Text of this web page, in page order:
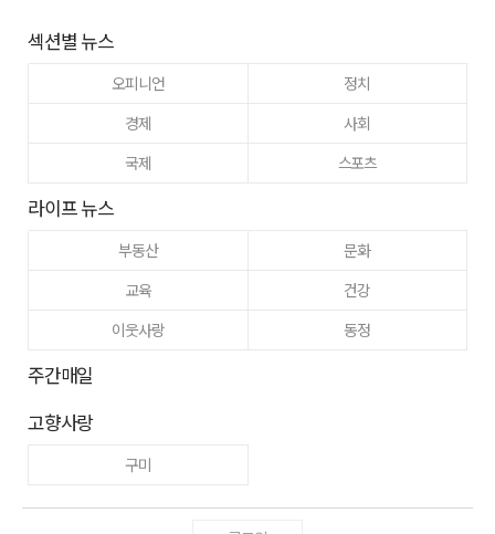
섹션별 뉴스
오피니언
정치
경제
사회
국제
스포츠
라이프 뉴스
부동산
문화
교육
건강
이웃사랑
동정
주간매일
고향사랑
구미